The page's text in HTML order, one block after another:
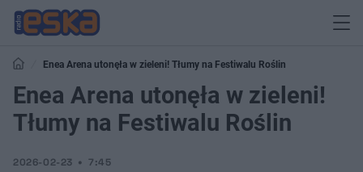
Enea Arena utonęła w zieleni! Tłumy na Festiwalu Roślin
Enea Arena utonęła w zieleni!
Tłumy na Festiwalu Roślin
2026-02-23 7:45